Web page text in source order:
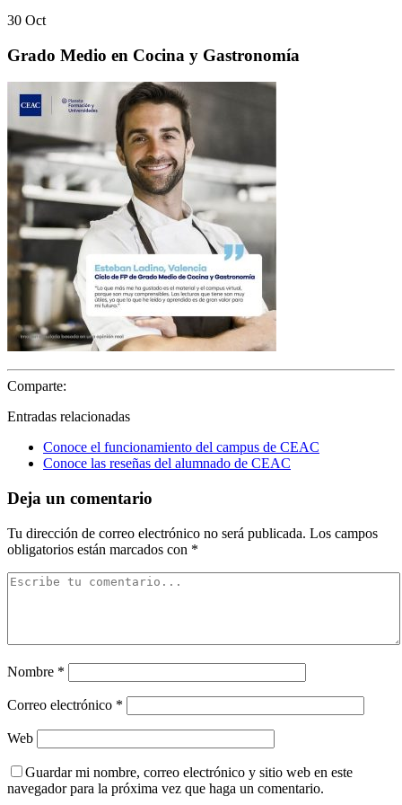
30 Oct
Grado Medio en Cocina y Gastronomía
Comparte:
Entradas relacionadas
Conoce el funcionamiento del campus de CEAC
Conoce las reseñas del alumnado de CEAC
Deja un comentario
Tu dirección de correo electrónico no será publicada. Los campos
obligatorios están marcados con *
Nombre *
Correo electrónico *
Web
Guardar mi nombre, correo electrónico y sitio web en este
navegador para la próxima vez que haga un comentario.